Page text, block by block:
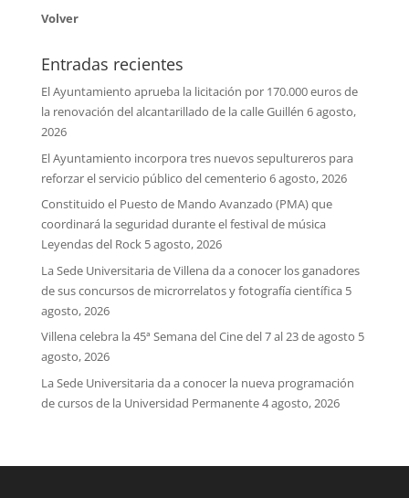
Volver
Entradas recientes
El Ayuntamiento aprueba la licitación por 170.000 euros de
la renovación del alcantarillado de la calle Guillén 6 agosto,
2026
El Ayuntamiento incorpora tres nuevos sepultureros para
reforzar el servicio público del cementerio 6 agosto, 2026
Constituido el Puesto de Mando Avanzado (PMA) que
coordinará la seguridad durante el festival de música
Leyendas del Rock 5 agosto, 2026
La Sede Universitaria de Villena da a conocer los ganadores
de sus concursos de microrrelatos y fotografía científica 5
agosto, 2026
Villena celebra la 45ª Semana del Cine del 7 al 23 de agosto 5
agosto, 2026
La Sede Universitaria da a conocer la nueva programación
de cursos de la Universidad Permanente4 agosto, 2026